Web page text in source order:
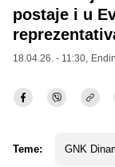
postaje i u
18.04.26. - 11:30,
Teme: GNK